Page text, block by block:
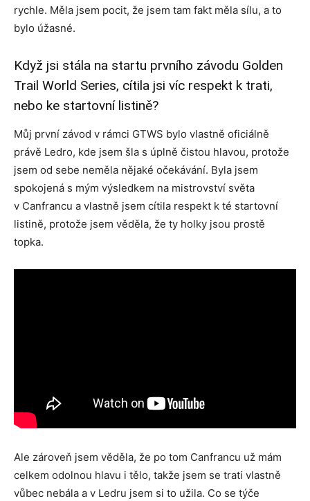
rychle. Měla jsem pocit, že jsem tam fakt měla sílu, a to
bylo úžasné.
Když jsi stála na startu prvního závodu Golden
Trail World Series, cítila jsi víc respekt k trati,
nebo ke startovní listině?
Můj první závod v rámci GTWS bylo vlastně oficiálně
právě Ledro, kde jsem šla s úplně čistou hlavou, protože
jsem od sebe neměla nějaké očekávání. Byla jsem
spokojená s mým výsledkem na mistrovství světa
v Canfrancu a vlastně jsem cítila respekt k té startovní
listině, protože jsem věděla, že ty holky jsou prostě
topka.
Ale zároveň jsem věděla, že po tom Canfrancu už mám
celkem odolnou hlavu i tělo, takže jsem se trati vlastně
vůbec nebála a v Ledru jsem si to užila. Co se týče